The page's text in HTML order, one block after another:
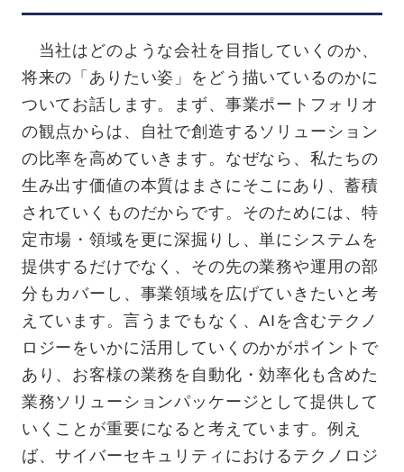
当社はどのような会社を目指していくのか、
将来の「ありたい姿」をどう描いているのかに
ついてお話します。まず、事業ポートフォリオ
の観点からは、自社で創造するソリューション
の比率を高めていきます。なぜなら、私たちの
生み出す価値の本質はまさにそこにあり、蓄積
されていくものだからです。そのためには、特
定市場・領域を更に深掘りし、単にシステムを
提供するだけでなく、その先の業務や運用の部
分もカバーし、事業領域を広げていきたいと考
えています。言うまでもなく、AIを含むテクノ
ロジーをいかに活用していくのかがポイントで
あり、お客様の業務を自動化・効率化も含めた
業務ソリューションパッケージとして提供して
いくことが重要になると考えています。例え
ば、サイバーセキュリティにおけるテクノロジ